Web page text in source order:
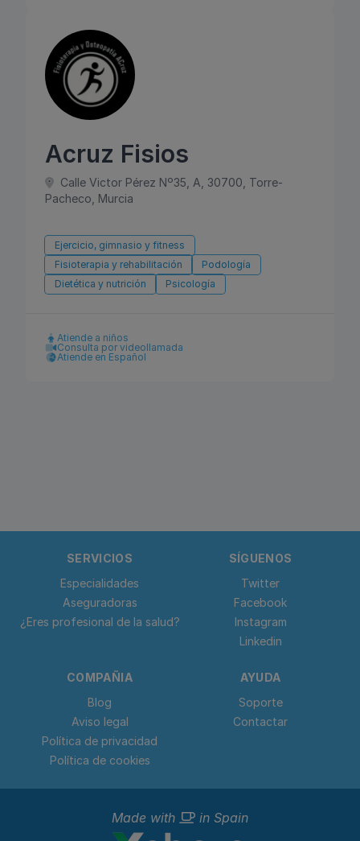
Acruz Fisios
Calle Victor Pérez Nº35, A, 30700, Torre-
Pacheco, Murcia
Ejercicio, gimnasio y fitness
Fisioterapia y rehabilitación
Podología
Dietética y nutrición
Psicología
Atiende a niños
Consulta por videollamada
Atiende en Español
SERVICIOS
Especialidades
Aseguradoras
¿Eres profesional de la salud?
SÍGUENOS
Twitter
Facebook
Instagram
Linkedin
COMPAÑIA
Blog
Aviso legal
Política de privacidad
Política de cookies
AYUDA
Soporte
Contactar
Made with in Spain